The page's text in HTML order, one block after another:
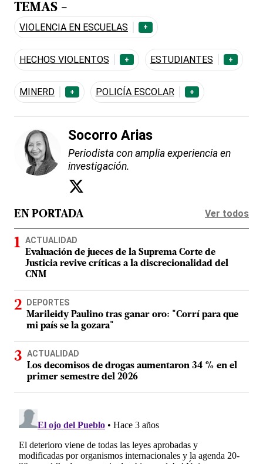
TEMAS -
VIOLENCIA EN ESCUELAS +
HECHOS VIOLENTOS + ESTUDIANTES +
MINERD + POLICÍA ESCOLAR +
Socorro Arias
Periodista con amplia experiencia en
investigación.
EN PORTADA Ver todos
ACTUALIDAD
Evaluación de jueces de la Suprema Corte de
Justicia revive críticas a la discrecionalidad del
CNM
DEPORTES
Marileidy Paulino tras ganar oro: "Corrí para que
mi país se la gozara"
ACTUALIDAD
Los decomisos de drogas aumentaron 34 % en el
primer semestre del 2026